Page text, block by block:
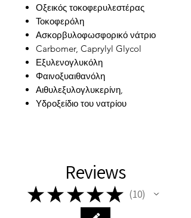
Οξεικός τοκοφερυλεστέρας
Τοκοφερόλη
Ασκορβυλοφωσφορικό νάτριο
Carbomer, Caprylyl Glycol
Εξυλενογλυκόλη
Φαινοξυαιθανόλη
Αιθυλεξυλογλυκερίνη,
Υδροξείδιο του νατρίου
Reviews
★ ★★★★ 10
10